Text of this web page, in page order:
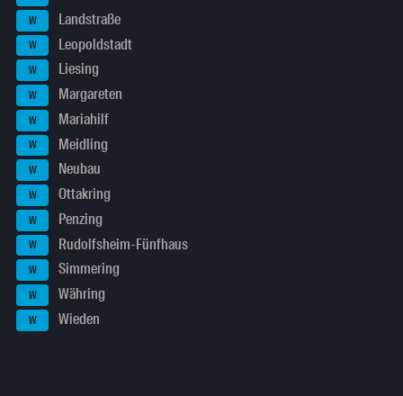
W Landstraße
W Leopoldstadt
W Liesing
W Margareten
W Mariahilf
W Meidling
W Neubau
W Ottakring
W Penzing
W Rudolfsheim-Fünfhaus
W Simmering
W Währing
W Wieden